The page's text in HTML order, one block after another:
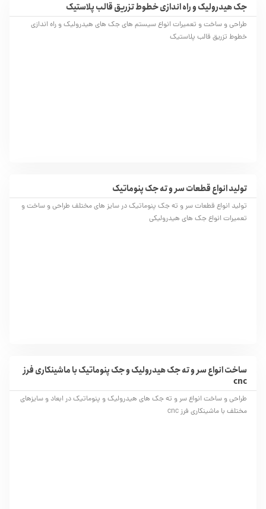
جک هیدرولیک و راه اندازی خطوط تزریق قالب پلاستیک
طراحی و ساخت و تعمیرات انواع سیستم های جک های هیدرولیک و راه اندازی
خطوط تزریق قالب پلاستیک
تولید انواع قطعات سر و ته جک پنوماتیک
تولید انواع قطعات سر و ته جک پنوماتیک در سایز های مختلف طراحی و ساخت و
تعمیرات انواع جک های هیدرولیکی
ساخت انواع سر و ته جک هیدرولیک و جک پنوماتیک با ماشینکاری فرز
cnc
طراحی و ساخت انواع سر و ته جک های هیدرولیک و پنوماتیک در ابعاد و سایزهای
مختلف با ماشینکاری فرز cnc